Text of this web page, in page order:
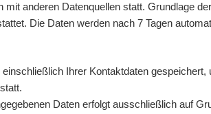
anderen Datenquellen statt. Grundlage
Die Daten werden nach 7 Tagen
Ihrer Kontaktdaten
Daten erfolgt ausschließlich auf